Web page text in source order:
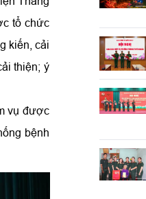
tổ chức
kiến, cải
thiện; ý
vụ được
bệnh